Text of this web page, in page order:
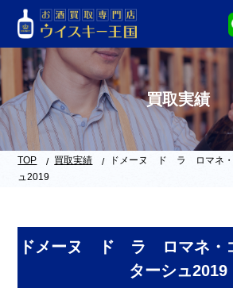
買取実績
TOP 買取実績
ドメーヌ ド ラ ロマネ
ュ2019
ドメーヌ ド ラ ロマネ
ターシュ2019